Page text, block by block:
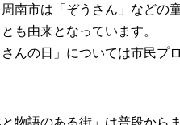
周南市は「ぞうさん」などの
も由来となっています。
さんの日」については市民プ